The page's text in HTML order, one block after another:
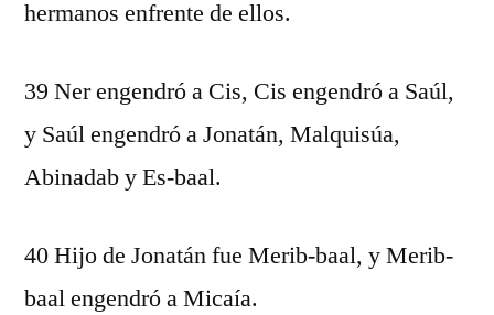
hermanos enfrente de ellos.
39 Ner engendró a Cis, Cis engendró a Saúl,
y Saúl engendró a Jonatán, Malquisúa,
Abinadab y Es-baal.
40 Hijo de Jonatán fue Merib-baal, y Merib-
baal engendró a Micaía.